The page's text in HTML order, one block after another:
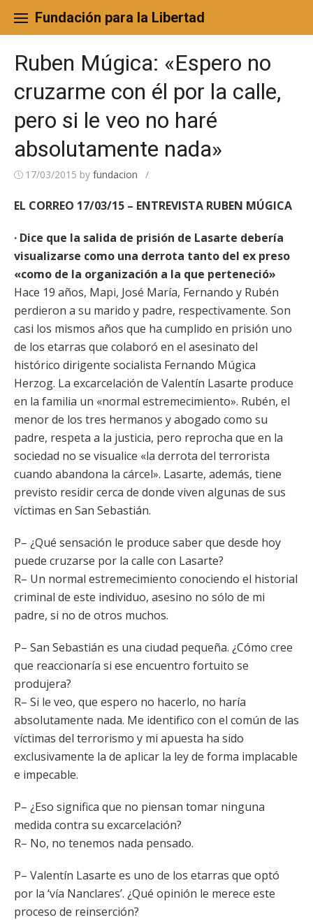
content
Fundación para la Libertad
Ruben Múgica: «Espero no
cruzarme con él por la calle,
pero si le veo no haré
absolutamente nada»
17/03/2015 by fundacion /
EL CORREO 17/03/15 – ENTREVISTA RUBEN MÚGICA
· Dice que la salida de prisión de Lasarte debería
visualizarse como una derrota tanto del ex preso
«como de la organización a la que perteneció»
Hace 19 años, Mapi, José María, Fernando y Rubén
perdieron a su marido y padre, respectivamente. Son
casi los mismos años que ha cumplido en prisión uno
de los etarras que colaboró en el asesinato del
histórico dirigente socialista Fernando Múgica
Herzog. La excarcelación de Valentín Lasarte produce
en la familia un «normal estremecimiento». Rubén, el
menor de los tres hermanos y abogado como su
padre, respeta a la justicia, pero reprocha que en la
sociedad no se visualice «la derrota del terrorista
cuando abandona la cárcel». Lasarte, además, tiene
previsto residir cerca de donde viven algunas de sus
víctimas en San Sebastián.
P– ¿Qué sensación le produce saber que desde hoy
puede cruzarse por la calle con Lasarte?
R– Un normal estremecimiento conociendo el historial
criminal de este individuo, asesino no sólo de mi
padre, si no de otros muchos.
P– San Sebastián es una ciudad pequeña. ¿Cómo cree
que reaccionaría si ese encuentro fortuito se
produjera?
R– Si le veo, que espero no hacerlo, no haría
absolutamente nada. Me identifico con el común de las
víctimas del terrorismo y mi apuesta ha sido
exclusivamente la de aplicar la ley de forma implacable
e impecable.
P– ¿Eso significa que no piensan tomar ninguna
medida contra su excarcelación?
R– No, no tenemos nada pensado.
P– Valentín Lasarte es uno de los etarras que optó
por la ‘vía Nanclares’. ¿Qué opinión le merece este
proceso de reinserción?